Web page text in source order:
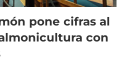
pone cifras al
con